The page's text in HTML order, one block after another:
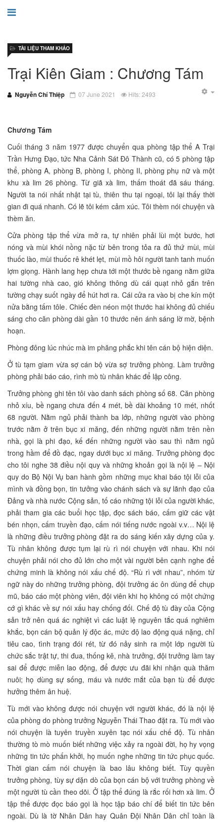
Trại Kiên Giam : Chương Tám
Nguyễn Chí Thiệp
TÀI LIỆU THAM KHẢO
07 June 2021 Hits: 2493
Chương Tám
Cuối tháng 3 năm 1977 được chuyển qua phòng tập thể A Trại
Trần Hưng Đạo, tức Nha Cảnh Sát Đô Thành cũ, có 5 phòng tập
thể, phòng A, phòng B, phòng I, phòng II, phòng phụ nữ và một
khu xà lim 26 phòng. Từ giã xà lim, thấm thoát đã sáu tháng.
Người ta nói nhất nhật tại tù, thiên thu tại ngoại, tôi lại thấy thời
gian đi quá nhanh. Có lẽ tôi kém cảm xúc. Tôi thèm nói chuyện và
thèm ăn.
Cửa phòng tập thể vừa mở ra, tự nhiên phải lùi một bước, hơi
nóng và mùi khói nồng nặc từ bên trong tỏa ra đủ thứ mùi, mùi
thuốc lào, mùi thuốc rê khét lẹt, mùi mồ hôi người tanh tanh muốn
lợm giọng. Hành lang hẹp chưa tới một thước bề ngang nằm giữa
hai tường nhà cao, gió không thông dù cái quạt nhỏ gắn trên
tường chạy suốt ngày để hút hơi ra. Cái cửa ra vào bị che kín một
nửa bằng tấm tôle. Chiếc đèn néon một thước hai không đủ chiếu
sáng cho căn phòng dài gần 10 thước nên ánh sáng lờ mờ, bệnh
hoạn.
Phòng đông lúc nhúc mà im phăng phắc khi tên cán bộ hiện diện.
Ở tù tạm giam vừa sợ cán bộ vừa sợ trưởng phòng. Làm trưởng
phòng phải báo cáo, rình mò tù nhân khác để lập công.
Trưởng phòng ghi tên tôi vào danh sách phòng số 68. Căn phòng
nhỏ xíu, bề ngang chưa đến 4 mét, bề dài khoảng 10 mét, nhốt
68 người. Nằm ngủ phải thành ba lớp, những người vào phòng
trước nằm ở trên bục xi măng, đến những người nằm trên nền
nhà, gọi là phi đạo, kế đến những người vào sau thì nằm ngủ
trong hầm để đồ đạc, ngay dưới bục xi măng. Trưởng phòng đọc
cho tôi nghe 38 điều nội quy và những khoản gọi là nội lệ – Nội
quy do Bộ Nội Vụ ban hành gồm những mục khai báo tội lỗi của
mình và đồng bọn, tin tưởng vào chánh sách và sự lãnh đạo của
Đảng và nhà nước Cộng sản, tố cáo những tội lỗi của người khác,
phải tham gia các buổi học tập, đọc sách báo, cấm giữ các vật
bén nhọn, cấm truyền đạo, cấm nói tiếng nước ngoài v.v… Nội lệ
là những điều trưởng phòng đặt ra do sáng kiến xây dựng của y.
Tù nhân không được tụm lại rù rì nói chuyện với nhau. Khi nói
chuyện phải nói cho đủ lớn cho một vài người bên cạnh nghe để
chứng minh là không nói xấu chế độ. “Rù rì với nhau”, nhóm từ
ngữ này do những trưởng phòng, đội trưởng ác ôn dùng để chụp
mũ, báo cáo một phòng viên, đội viên khi họ không có một chứng
cớ gì khác về sự nói xấu hay chống đối. Chế độ tù đày của Cộng
sản trở nên quá ác nghiệt vì các luật lệ nguyên tắc quá nghiêm
khắc, bọn cán bộ quản lý độc ác, mức độ lao động quá nặng, chỉ
tiêu cao, tình trạng đói rét, từ đó nảy sinh ra một lớp người tù
chức sắc trật tự, thi đua, thống kê, nhà trưởng, đội trưởng làm tay
sai để được miễn lao động, để được ưu đãi khi nhận quà thăm
nuôi; họ dùng sự sống, máu và nước mắt của bạn tù để được
hưởng thêm ân huệ.
Tù mới vào không được nói chuyện với người khác, đó là nội lệ
của phòng do phòng trưởng Nguyễn Thái Thao đặt ra. Tù mới vào
nói chuyện là tuyên truyền xuyên tạc nói xấu chế độ. Tù nhân
thường tò mò muốn biết những việc xảy ra ngoài đời, họ hy vọng
những tin tức phấn khởi, họ muốn nghe những tin tức phục quốc.
Thời gian cấm nói chuyện là bao lâu không biết. Tùy quyền
trưởng phòng, tùy sự dặn dò của bọn cán bộ với trưởng phòng về
một người tù cần theo dõi. Ở tập thể đúng là rắc rối hơn xà lim. Ở
tập thể được đọc báo gọi là học tập báo chí để biết tin tức bên
ngoài. Dù là tờ Nhân Dân hay Quân Đội Nhân Dân chỉ toàn là